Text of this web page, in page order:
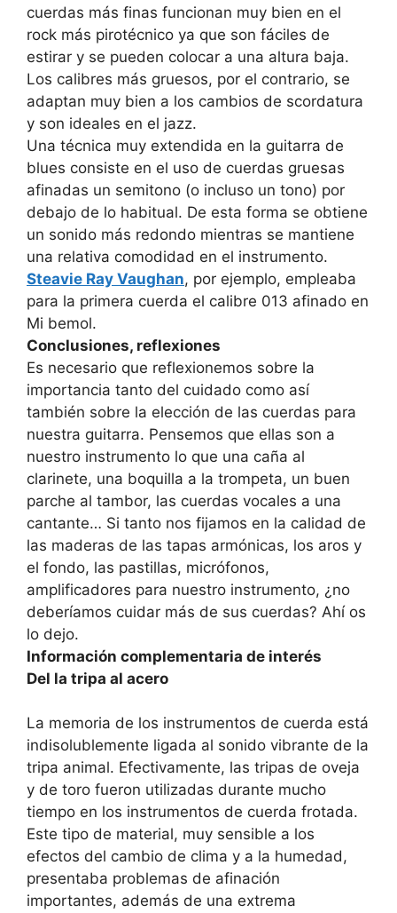
cuerdas más finas funcionan muy bien en el
rock más pirotécnico ya que son fáciles de
estirar y se pueden colocar a una altura baja.
Los calibres más gruesos, por el contrario, se
adaptan muy bien a los cambios de scordatura
y son ideales en el jazz.
Una técnica muy extendida en la guitarra de
blues consiste en el uso de cuerdas gruesas
afinadas un semitono (o incluso un tono) por
debajo de lo habitual. De esta forma se obtiene
un sonido más redondo mientras se mantiene
una relativa comodidad en el instrumento.
Steavie Ray Vaughan, por ejemplo, empleaba
para la primera cuerda el calibre 013 afinado en
Mi bemol.
Conclusiones, reflexiones
Es necesario que reflexionemos sobre la
importancia tanto del cuidado como así
también sobre la elección de las cuerdas para
nuestra guitarra. Pensemos que ellas son a
nuestro instrumento lo que una caña al
clarinete, una boquilla a la trompeta, un buen
parche al tambor, las cuerdas vocales a una
cantante… Si tanto nos fijamos en la calidad de
las maderas de las tapas armónicas, los aros y
el fondo, las pastillas, micrófonos,
amplificadores para nuestro instrumento, ¿no
deberíamos cuidar más de sus cuerdas? Ahí os
lo dejo.
Información complementaria de interés
Del la tripa al acero
La memoria de los instrumentos de cuerda está
indisolublemente ligada al sonido vibrante de la
tripa animal. Efectivamente, las tripas de oveja
y de toro fueron utilizadas durante mucho
tiempo en los instrumentos de cuerda frotada.
Este tipo de material, muy sensible a los
efectos del cambio de clima y a la humedad,
presentaba problemas de afinación
importantes, además de una extrema